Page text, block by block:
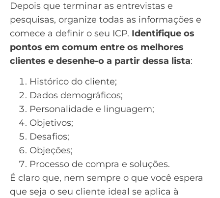
Depois que terminar as entrevistas e
pesquisas, organize todas as informações e
comece a definir o seu ICP. Identifique os
pontos em comum entre os melhores
clientes e desenhe-o a partir dessa lista:
Histórico do cliente;
Dados demográficos;
Personalidade e linguagem;
Objetivos;
Desafios;
Objeções;
Processo de compra e soluções.
É claro que, nem sempre o que você espera
que seja o seu cliente ideal se aplica à